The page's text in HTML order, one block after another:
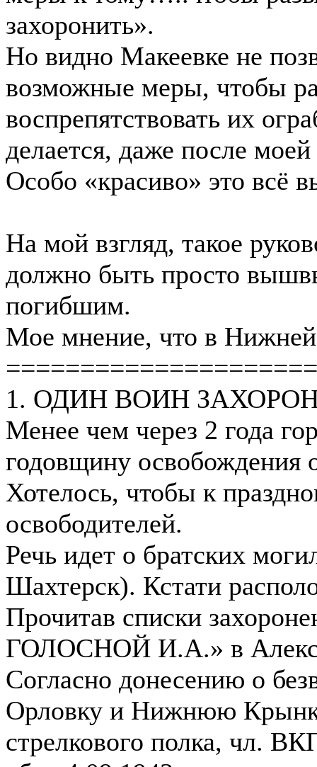
захоронить».
Но видно Макеевке не
возможные меры, чтобы
воспрепятствовать их
делается, даже после
Особо «красиво» это всё
На мой взгляд, такое
должно быть просто
погибшим.
Мое мнение, что в
1. ОДИН ВОИН
Менее чем через 2 года
годовщину освобождения
Хотелось, чтобы к
освободителей.
Речь идет о братских
Шахтерск). Кстати
Прочитав списки
ГОЛОСНОЙ И.А.» в
Согласно донесению о
Орловку и Нижнюю
стрелкового полка, чл.